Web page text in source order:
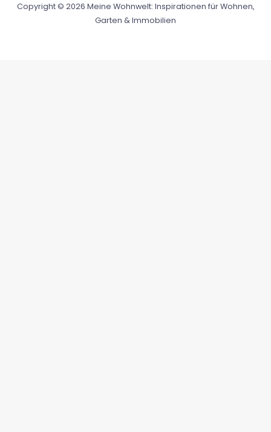
Copyright © 2026 Meine Wohnwelt: Inspirationen für Wohnen,
Garten & Immobilien